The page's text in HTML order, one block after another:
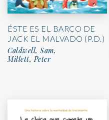
ÉSTE ES EL BARCO DE
JACK EL MALVADO (P.D.)
Caldwell, Sam,
Millett, Peter